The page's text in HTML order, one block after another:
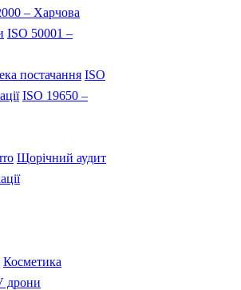
– Харчова
ISO 50001 –
постачання ISO
ISO 19650 –
Щорічний аудит
Косметика
дрони